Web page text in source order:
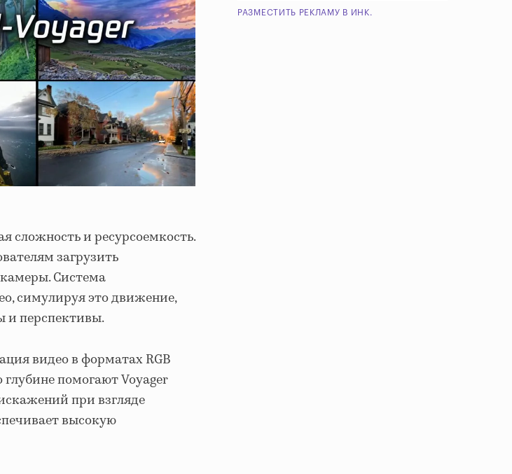
сложность и ресурсоемкость.
загрузить
Система
симулируя это движение,
и перспективы.
видео в форматах RGB
помогают Voyager
при взгляде
высокую
РАЗМЕСТИТЬ РЕКЛАМУ В ИНК.